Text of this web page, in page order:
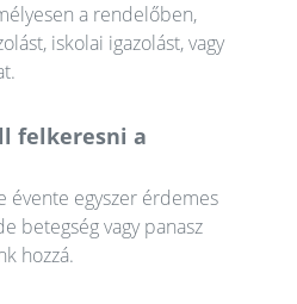
a rendelőben,
iskolai igazolást, vagy
felkeresni a
évente egyszer érdemes
betegség vagy panasz
hozzá.